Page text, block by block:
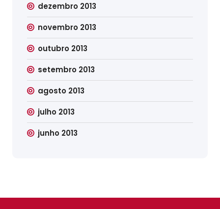
dezembro 2013
novembro 2013
outubro 2013
setembro 2013
agosto 2013
julho 2013
junho 2013